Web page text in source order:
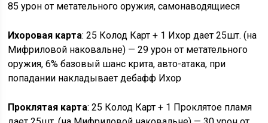
85 урон от метательного оружия, самонаводящиеся
Ихоровая карта: 25 Колод Карт + 1 Ихор дает 25шт. (на
Мифриловой наковальне) — 29 урон от метательного
оружия, 6% базовый шанс крита, авто-атака, при
попадании накладывает дебафф Ихор
Проклятая карта: 25 Колод Карт + 1 Проклятое пламя